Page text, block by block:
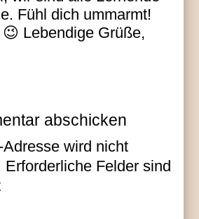
Fühl dich ummarmt!
Lebendige Grüße,
abschicken
wird nicht
Erforderliche Felder sind